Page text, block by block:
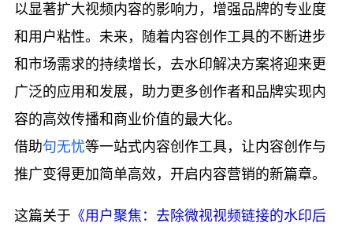
以显著扩大视频内容的影响力，增强品牌的专业度
和用户粘性。未来，随着内容创作工具的不断进步
和市场需求的持续增长，去水印解决方案将迎来更
广泛的应用和发展，助力更多创作者和品牌实现内
容的高效传播和商业价值的最大化。
借助句无忧等一站式内容创作工具，让内容创作与
推广变得更加简单高效，开启内容营销的新篇章。
这篇关于 《用户聚焦：去除微视视频链接的水印后